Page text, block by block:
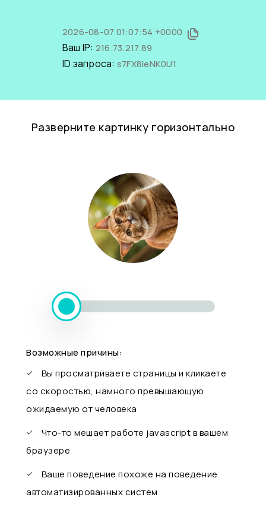
2026-08-07 01:07:54 +0000
Ваш IP: 216.73.217.89
ID запроса: s7FX8IeNK0U1
Разверните картинку горизонтально
Возможные причины:
Вы просматриваете страницы и кликаете
со скоростью, намного превышающую
ожидаемую от человека
Что-то мешает работе javascript в вашем
браузере
Ваше поведение похоже на поведение
автоматизированных систем